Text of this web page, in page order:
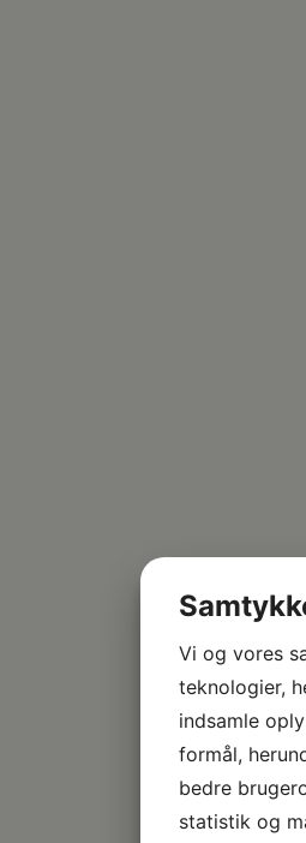
Vi og vores
teknologier,
indsamle
formål,
bedre
statistik og